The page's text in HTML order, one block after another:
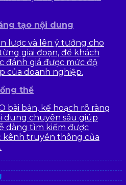
tạo nội dung
lược và lên ý tưởng cho
giai đoạn, để khách
đánh giá được mức độ
của doanh nghiệp.
thể
bài bản, kế hoạch rõ ràng
dung chuyên sâu giúp
dàng tìm kiếm được
kênh truyền thông của